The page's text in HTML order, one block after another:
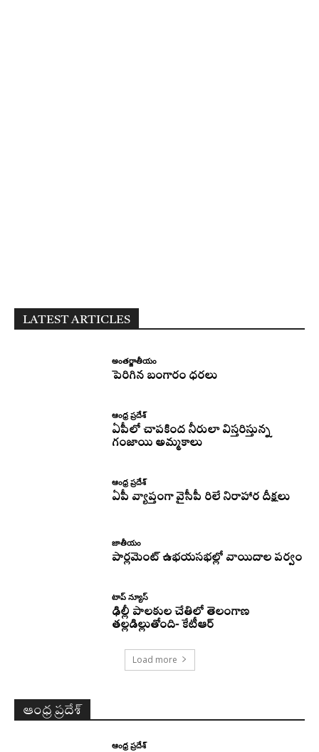
LATEST ARTICLES
అంతర్జాతీయం
పెరిగిన బంగారం ధరలు
ఆంధ్ర ప్రదేశ్
ఏపీలో చాపకింద నీరులా విస్తరిస్తున్న
గంజాయి అమ్మకాలు
ఆంధ్ర ప్రదేశ్
ఏపీ వ్యాప్తంగా వైసీపీ రిలే నిరాహార దీక్షలు
జాతీయం
పార్లమెంట్ ఉభయసభల్లో వాయిదాల పర్వం
టాప్ న్యూస్
ఢిల్లీ పాలకుల చేతిలో తెలంగాణ
తల్లడిల్లుతోంది- కేటీఆర్
Load more
ఆంధ్ర ప్రదేశ్
ఆంధ్ర ప్రదేశ్